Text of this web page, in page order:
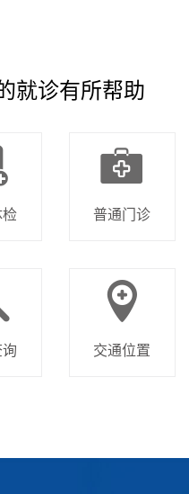
就诊有所帮助
普通门诊
交通位置